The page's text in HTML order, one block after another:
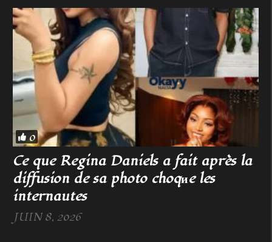
0
Ce que Regina Daniels a fait après la
diffusion de sa photo choqиe les
internautes
JUIN 8, 2026